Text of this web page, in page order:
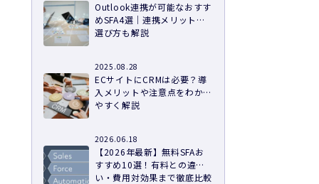
Outlook連携が可能なおすす
めSFA4選｜連携メリットや
選び方も解説
2025.08.28
ECサイトにCRMは必要？導
入メリットや注意点をわかり
やすく解説
2026.06.18
【2026年最新】無料SFAお
すすめ10選！有料との違
い・費用対効果まで徹底比較